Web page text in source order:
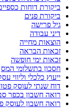
ביקורת דוחות
ביקורת פנים
גיל פרישה
דיני עבודה
הוצאות מחייה
זכאות הבראה
זכאות ימי חופשה
חסכון בתשלומי המס
ייעוץ כלכלי וליווי
דוח שנתי לעוסק
רואה חשבון בכפר
רואה חשבון לעוסק